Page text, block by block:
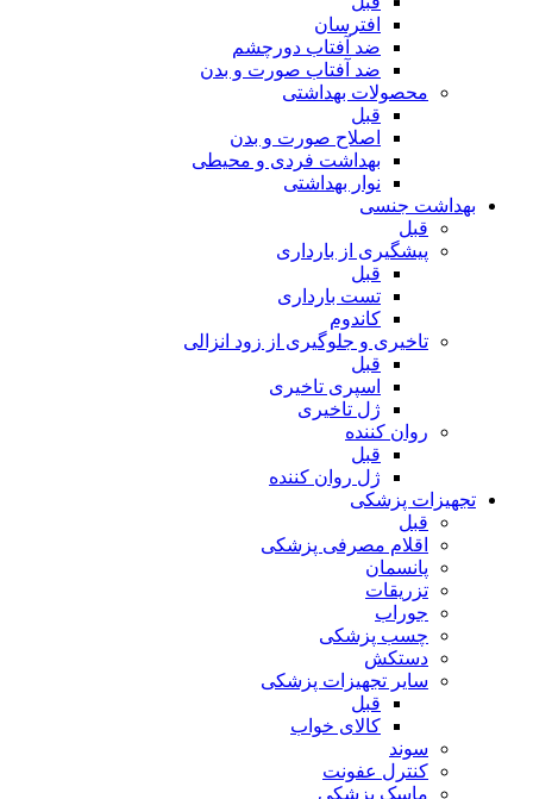
افترسان
ضد آفتاب دورچشم
ضد آفتاب صورت و بدن
محصولات بهداشتی
قبل
اصلاح صورت و بدن
بهداشت فردی و محیطی
نوار بهداشتی
بهداشت جنسی
قبل
پیشگیری از بارداری
قبل
تست بارداری
کاندوم
تاخیری و جلوگیری از زود انزالی
قبل
اسپری تاخیری
ژل تاخیری
روان کننده
قبل
ژل روان کننده
تجهیزات پزشکی
قبل
اقلام مصرفی پزشکی
پانسمان
تزریقات
جوراب
چسب پزشکی
دستکش
سایر تجهیزات پزشکی
قبل
کالای خواب
سوند
کنترل عفونت
ماسک پزشکی